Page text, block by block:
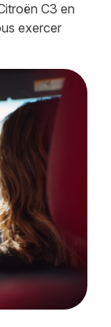
C3 en
exercer